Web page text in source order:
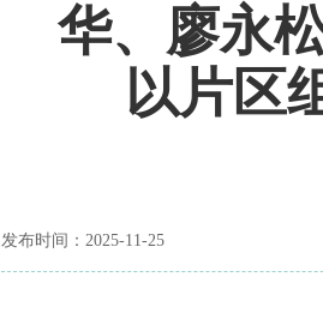
华、廖永
以片区
发布时间：2025-11-25